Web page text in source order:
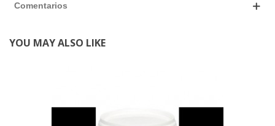
Comentarios
YOU MAY ALSO LIKE